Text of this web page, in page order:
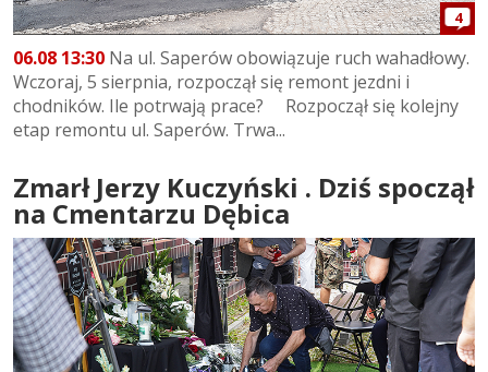
4
06.08 13:30 Na ul. Saperów obowiązuje ruch wahadłowy.
Wczoraj, 5 sierpnia, rozpoczął się remont jezdni i
chodników. Ile potrwają prace? Rozpoczął się kolejny
etap remontu ul. Saperów. Trwa...
Zmarł Jerzy Kuczyński . Dziś spoczął
na Cmentarzu Dębica